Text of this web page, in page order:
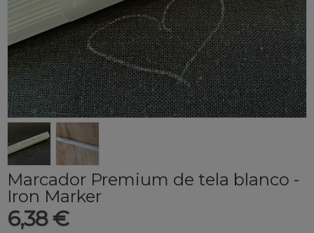
Marcador Premium de tela blanco -
Iron Marker
6,38 €